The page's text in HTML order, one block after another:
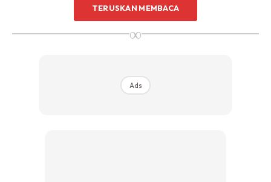
pelancongan dan macam-macam lagi.
Cara-cara ada pada gambar ye.
TERUSKAN MEMBACA
∞
Ads